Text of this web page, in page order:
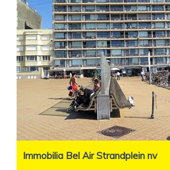
Immobilia Bel Air Strandplein nv